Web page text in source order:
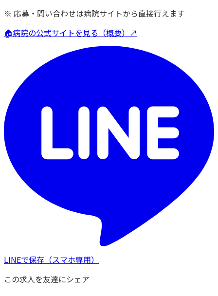
※ 応募・問い合わせは病院サイトから直接行えます
🏠病院の公式サイトを見る（概要）↗
LINEで保存 （スマホ専用）
この求人を友達にシェア